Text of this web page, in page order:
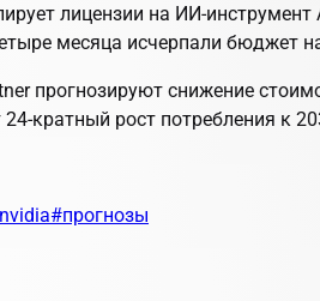
лицензии на ИИ-
месяца исчерпали бюджет
прогнозируют снижение
кратный рост потребления к
#прогнозы